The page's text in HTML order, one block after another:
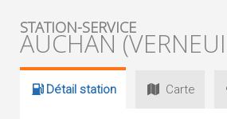
STATION-SERVICE
AUCHAN
Détail station Carte